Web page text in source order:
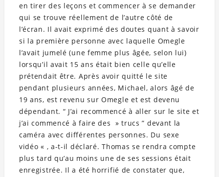
en tirer des leçons et commencer à se demander
qui se trouve réellement de l’autre côté de
l’écran. Il avait exprimé des doutes quant à savoir
si la première personne avec laquelle Omegle
l’avait jumelé (une femme plus âgée, selon lui)
lorsqu’il avait 15 ans était bien celle qu’elle
prétendait être. Après avoir quitté le site
pendant plusieurs années, Michael, alors âgé de
19 ans, est revenu sur Omegle et est devenu
dépendant. “ J’ai recommencé à aller sur le site et
j’ai commencé à faire des » trucs ” devant la
caméra avec différentes personnes. Du sexe
vidéo « , a-t-il déclaré. Thomas se rendra compte
plus tard qu’au moins une de ses sessions était
enregistrée. Il a été horrifié de constater que,